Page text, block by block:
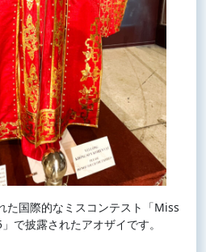
た国際的なミスコンテスト「Miss
で披露されたアオザイです。